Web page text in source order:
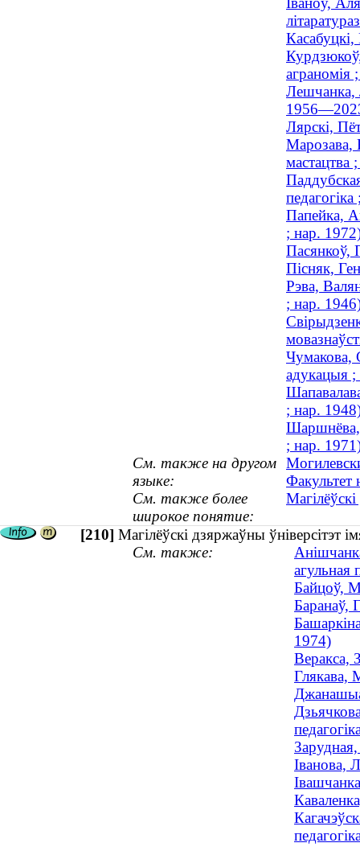
Лешчанка,
Лярскі,
Марозава,
мастацтва
Папейка,
; нар.
Пасянкоў,
Пісняк,
Рэва,
; нар.
Чумакова,
адукацыя
; нар.
Шаршнёва,
; нар.
См. также на другом
языке:
Факультет
См. также более
широкое понятие:
[210] Магілёўскі дзяржаўны ўніверсітэт
См. также:
агульная
Байцоў,
Баранаў,
1974)
Веракса,
Глякава,
Іванова,